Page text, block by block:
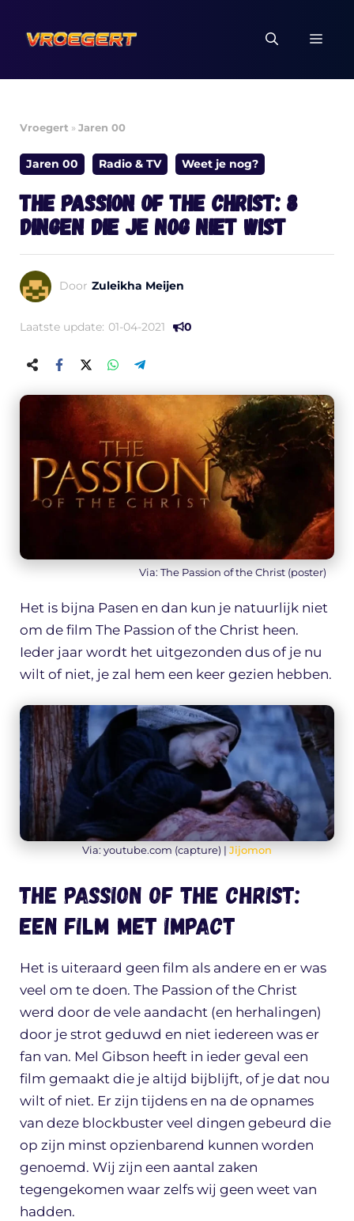
naar
inhoud
Vroegert »Jaren 00
Jaren 00 Radio & TV Weet je nog?
The Passion of the Christ: 8
dingen die je nog niet wist
Door Zuleikha Meijen
Laatste update: 01-04-2021 0
Via: The Passion of the Christ (poster)
Het is bijna Pasen en dan kun je natuurlijk niet
om de film The Passion of the Christ heen.
Ieder jaar wordt het uitgezonden dus of je nu
wilt of niet, je zal hem een keer gezien hebben.
Via: youtube.com (capture) | Jijomon
The Passion of the Christ:
een film met impact
Het is uiteraard geen film als andere en er was
veel om te doen. The Passion of the Christ
werd door de vele aandacht (en herhalingen)
door je strot geduwd en niet iedereen was er
fan van. Mel Gibson heeft in ieder geval een
film gemaakt die je altijd bijblijft, of je dat nou
wilt of niet. Er zijn tijdens en na de opnames
van deze blockbuster veel dingen gebeurd die
op zijn minst opzienbarend kunnen worden
genoemd. Wij zijn een aantal zaken
tegengekomen waar zelfs wij geen weet van
hadden.